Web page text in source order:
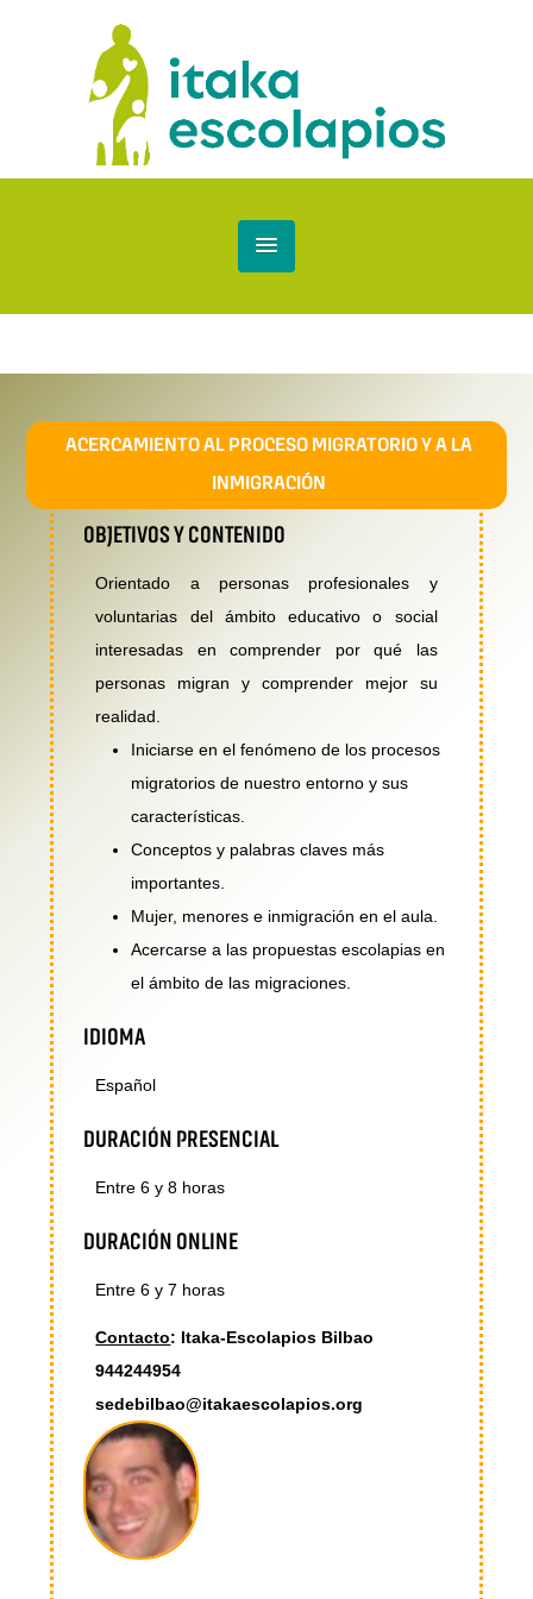
ACERCAMIENTO AL PROCESO MIGRATORIO Y A LA
INMIGRACIÓN
OBJETIVOS Y CONTENIDO
Orientado a personas profesionales y
voluntarias del ámbito educativo o social
interesadas en comprender por qué las
personas migran y comprender mejor su
realidad.
Iniciarse en el fenómeno de los procesos
migratorios de nuestro entorno y sus
características.
Conceptos y palabras claves más
importantes.
Mujer, menores e inmigración en el aula.
Acercarse a las propuestas escolapias en
el ámbito de las migraciones.
IDIOMA
Español
DURACIÓN PRESENCIAL
Entre 6 y 8 horas
DURACIÓN ONLINE
Entre 6 y 7 horas
Contacto: Itaka-Escolapios Bilbao
944244954
sedebilbao@itakaescolapios.org